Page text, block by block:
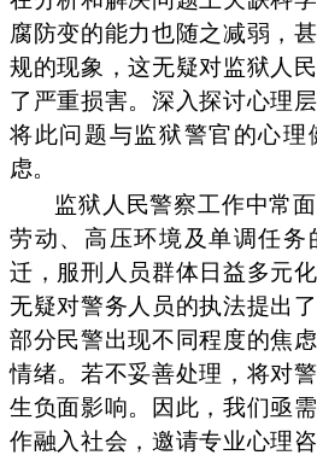
腐防变的能力也随之减弱，
规的现象，这无疑对监狱人
了严重损害。深入探讨心理
将此问题与监狱警官的心理
虑。
监狱人民警察工作中常
劳动、高压环境及单调任务
迁，服刑人员群体日益多元
无疑对警务人员的执法提出
部分民警出现不同程度的焦
情绪。若不妥善处理，将对
生负面影响。因此，我们亟
作融入社会，邀请专业心理